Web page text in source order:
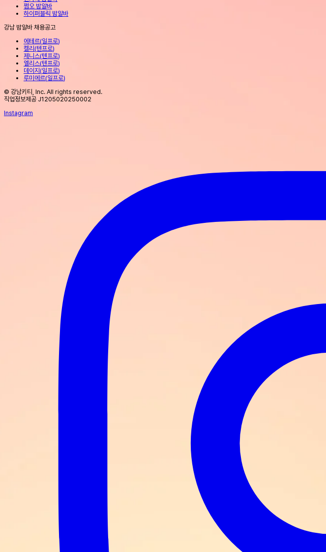
쩜오 밤알바
하이퍼블릭 밤알바
강남 밤알바 채용공고
에테르(일프로)
켈리(텐프로)
제니스(텐프로)
엘리스(텐프로)
데이지(일프로)
루미에르(일프로)
© 강남키티, Inc. All rights reserved.
직업정보제공 J1205020250002
Instagram